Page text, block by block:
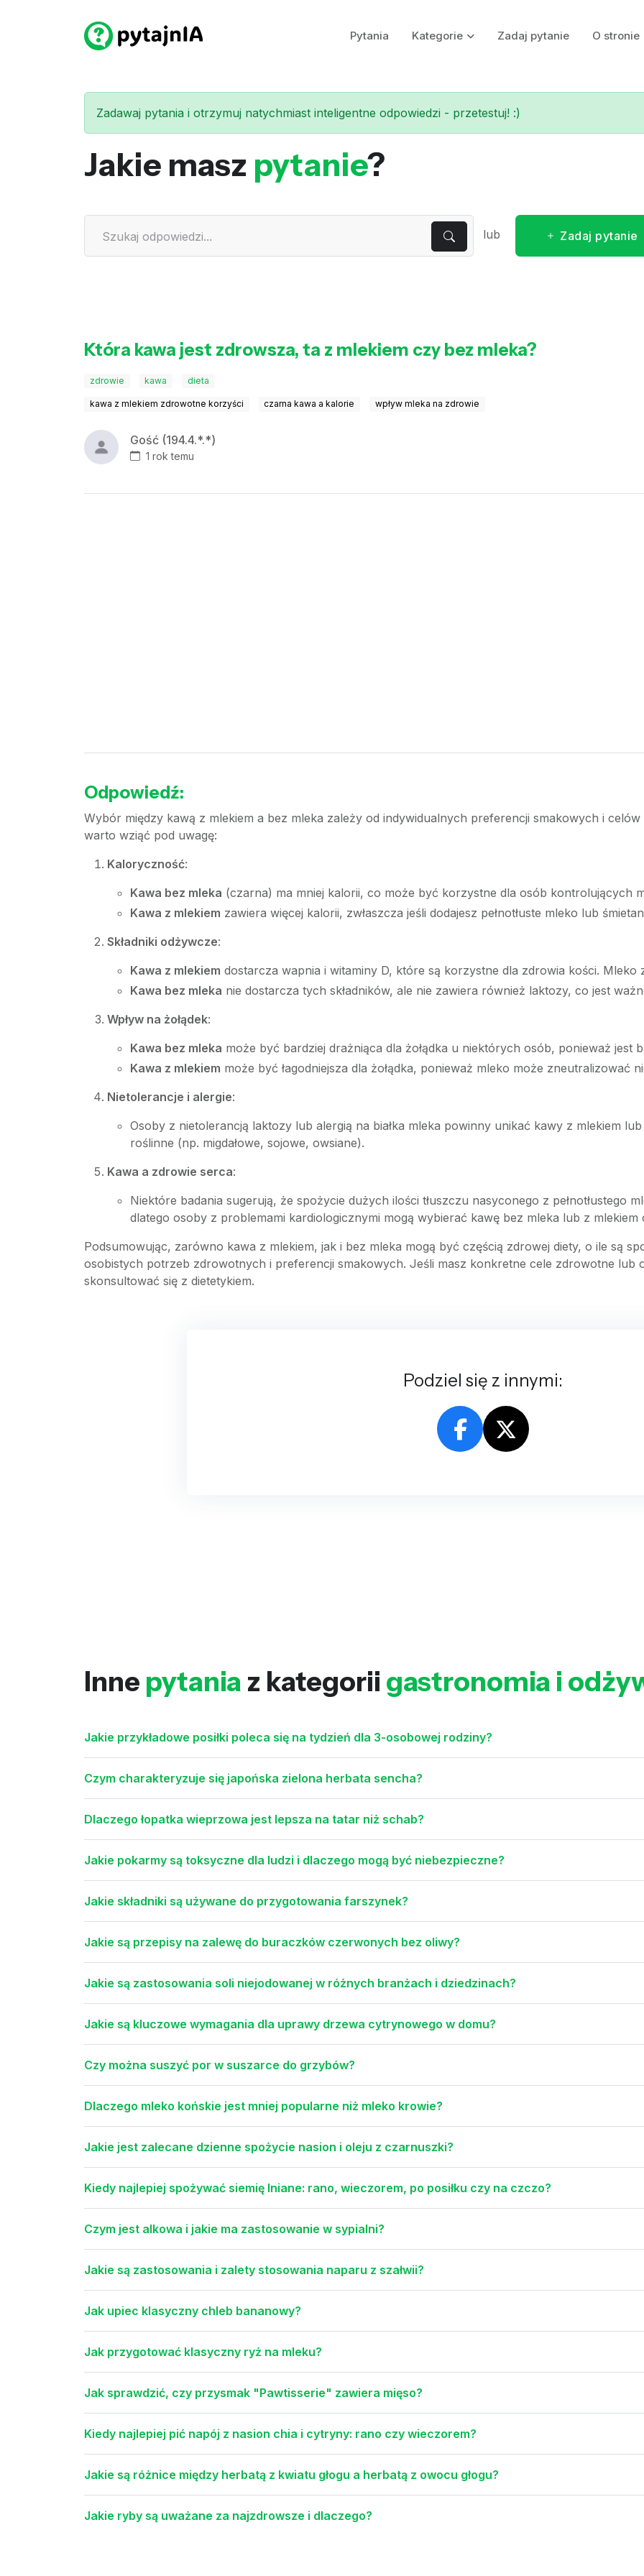
Pytania Kategorie Zadaj pytanie O stronie
Zadawaj pytania i otrzymuj natychmiast inteligentne odpowiedzi - przetestuj! :)
Jakie masz pytanie?
lub Zadaj pytanie
Która kawa jest zdrowsza, ta z mlekiem czy bez mleka?
zdrowie kawa dieta
kawa z mlekiem zdrowotne korzyści czarna kawa a kalorie wpływ mleka na zdrowie
Gość (194.4.*.*)
1 rok temu
Odpowiedź:
Wybór między kawą z mlekiem a bez mleka zależy od indywidualnych preferencji smakowych i
warto wziąć pod uwagę:
Kaloryczność:
Kawa bez mleka (czarna) ma mniej kalorii, co może być korzystne dla osób kontrolujących
Kawa z mlekiem zawiera więcej kalorii, zwłaszcza jeśli dodajesz pełnotłuste mleko lub
Składniki odżywcze:
Kawa z mlekiem dostarcza wapnia i witaminy D, które są korzystne dla zdrowia kości. Mleko
Kawa bez mleka nie dostarcza tych składników, ale nie zawiera również laktozy, co jest
Wpływ na żołądek:
Kawa bez mleka może być bardziej drażniąca dla żołądka u niektórych osób, ponieważ jest
Kawa z mlekiem może być łagodniejsza dla żołądka, ponieważ mleko może zneutralizować
Nietolerancje i alergie:
Osoby z nietolerancją laktozy lub alergią na białka mleka powinny unikać kawy z mlekiem
roślinne (np. migdałowe, sojowe, owsiane).
Kawa a zdrowie serca:
Niektóre badania sugerują, że spożycie dużych ilości tłuszczu nasyconego z pełnotłustego
dlatego osoby z problemami kardiologicznymi mogą wybierać kawę bez mleka lub z mlekiem
Podsumowując, zarówno kawa z mlekiem, jak i bez mleka mogą być częścią zdrowej diety, o ile są
osobistych potrzeb zdrowotnych i preferencji smakowych. Jeśli masz konkretne cele zdrowotne lub
skonsultować się z dietetykiem.
Podziel się z innymi:
Inne pytania z kategorii gastronomia i
Jakie przykładowe posiłki poleca się na tydzień dla 3-osobowej rodziny?
Czym charakteryzuje się japońska zielona herbata sencha?
Dlaczego łopatka wieprzowa jest lepsza na tatar niż schab?
Jakie pokarmy są toksyczne dla ludzi i dlaczego mogą być niebezpieczne?
Jakie składniki są używane do przygotowania farszynek?
Jakie są przepisy na zalewę do buraczków czerwonych bez oliwy?
Jakie są zastosowania soli niejodowanej w różnych branżach i dziedzinach?
Jakie są kluczowe wymagania dla uprawy drzewa cytrynowego w domu?
Czy można suszyć por w suszarce do grzybów?
Dlaczego mleko końskie jest mniej popularne niż mleko krowie?
Jakie jest zalecane dzienne spożycie nasion i oleju z czarnuszki?
Kiedy najlepiej spożywać siemię lniane: rano, wieczorem, po posiłku czy na czczo?
Czym jest alkowa i jakie ma zastosowanie w sypialni?
Jakie są zastosowania i zalety stosowania naparu z szałwii?
Jak upiec klasyczny chleb bananowy?
Jak przygotować klasyczny ryż na mleku?
Jak sprawdzić, czy przysmak "Pawtisserie" zawiera mięso?
Kiedy najlepiej pić napój z nasion chia i cytryny: rano czy wieczorem?
Jakie są różnice między herbatą z kwiatu głogu a herbatą z owocu głogu?
Jakie ryby są uważane za najzdrowsze i dlaczego?